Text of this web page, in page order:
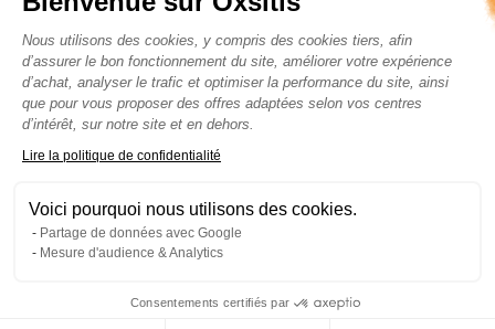
Plateforme de Gestion du
Nous utilisons des cookies, y compris des cookies tiers, afin
d’assurer le bon fonctionnement du site, améliorer votre expérience
d’achat, analyser le trafic et optimiser la performance du site, ainsi
que pour vous proposer des offres adaptées selon vos centres
d’intérêt, sur notre site et en dehors.
Lire la politique de confidentialité
Voici pourquoi nous utilisons des cookies.
Partage de données avec Google
Mesure d'audience & Analytics
Consentements certifiés par
Axeptio consent
Livraison gratuite à partir de 80€ d’achats
Inscrivez-vous pour découvrir les dernières nouveautés, nos
Quelle est votre domaine d’activité préféré ?*